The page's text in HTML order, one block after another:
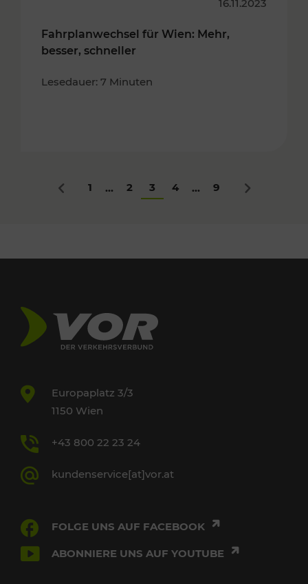
16.11.2023
Fahrplanwechsel für Wien: Mehr,
besser, schneller
Lesedauer: 7 Minuten
Zurück
1 ... 2 3 4 ... 9 Nächstes
Europaplatz 3/3
1150 Wien
+43 800 22 23 24
kundenservice[at]vor.at
FOLGE UNS AUF FACEBOOK
ABONNIERE UNS AUF YOUTUBE